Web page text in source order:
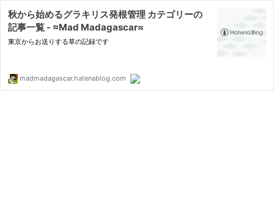
秋から始めるグラキリス発根管理 カテゴリーの
記事一覧 - ≈Mad Madagascar≈
東京からお送りする草の記録です
madmadagascar.hatenablog.com